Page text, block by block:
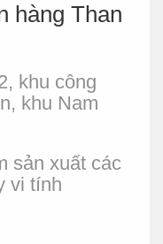
hàng Than
khu công
khu Nam
sản xuất các
vi tính